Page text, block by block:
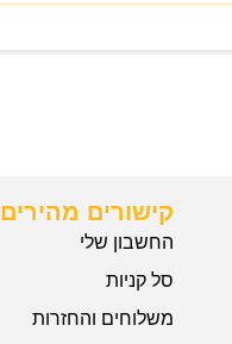
קישורים מהירים
החשבון שלי
סל קניות
משלוחים והחזרות